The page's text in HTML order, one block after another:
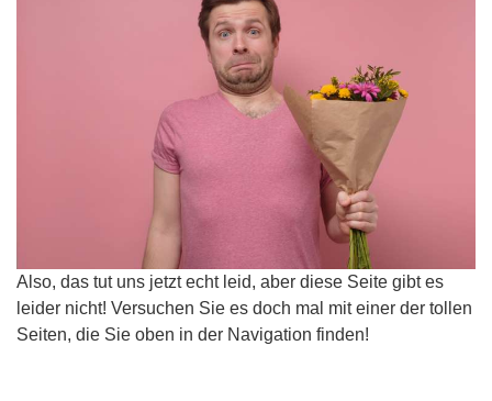
Also, das tut uns jetzt echt leid, aber diese Seite gibt es
leider nicht! Versuchen Sie es doch mal mit einer der tollen
Seiten, die Sie oben in der Navigation finden!